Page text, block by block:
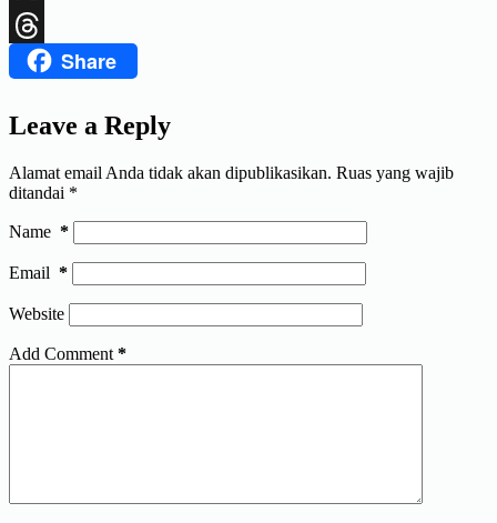
X
ThreadsShare
Leave a Reply
Alamat email Anda tidak akan dipublikasikan. Ruas yang wajib
ditandai *
Name *
Email *
Website
Add Comment *